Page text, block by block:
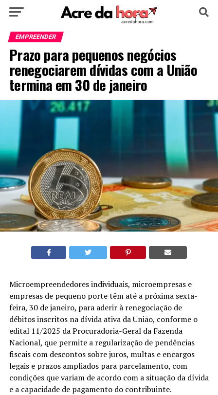
HOME
EDUCAÇÃO NOTÍCIA MUNDO
EMPREENDER
Prazo para pequenos negócios
renegociarem dívidas com a União
termina em 30 de janeiro
Microempreendedores individuais, microempresas e
empresas de pequeno porte têm até a próxima sexta-
feira, 30 de janeiro, para aderir à renegociação de
débitos inscritos na dívida ativa da União, conforme o
edital 11/2025 da Procuradoria-Geral da Fazenda
Nacional, que permite a regularização de pendências
fiscais com descontos sobre juros, multas e encargos
legais e prazos ampliados para parcelamento, com
condições que variam de acordo com a situação da dívida
e a capacidade de pagamento do contribuinte.